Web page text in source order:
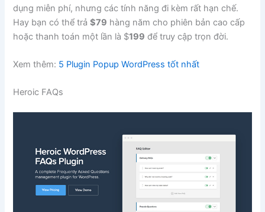
dụng miễn phí, nhưng các tính năng đi kèm rất hạn chế.
Hay bạn có thể trả$79 hàng năm cho phiên bản cao cấp
hoặc thanh toán một lần là $199 để truy cập trọn đời.
Xem thêm: 5 Plugin Popup WordPress tốt nhất
Heroic FAQs